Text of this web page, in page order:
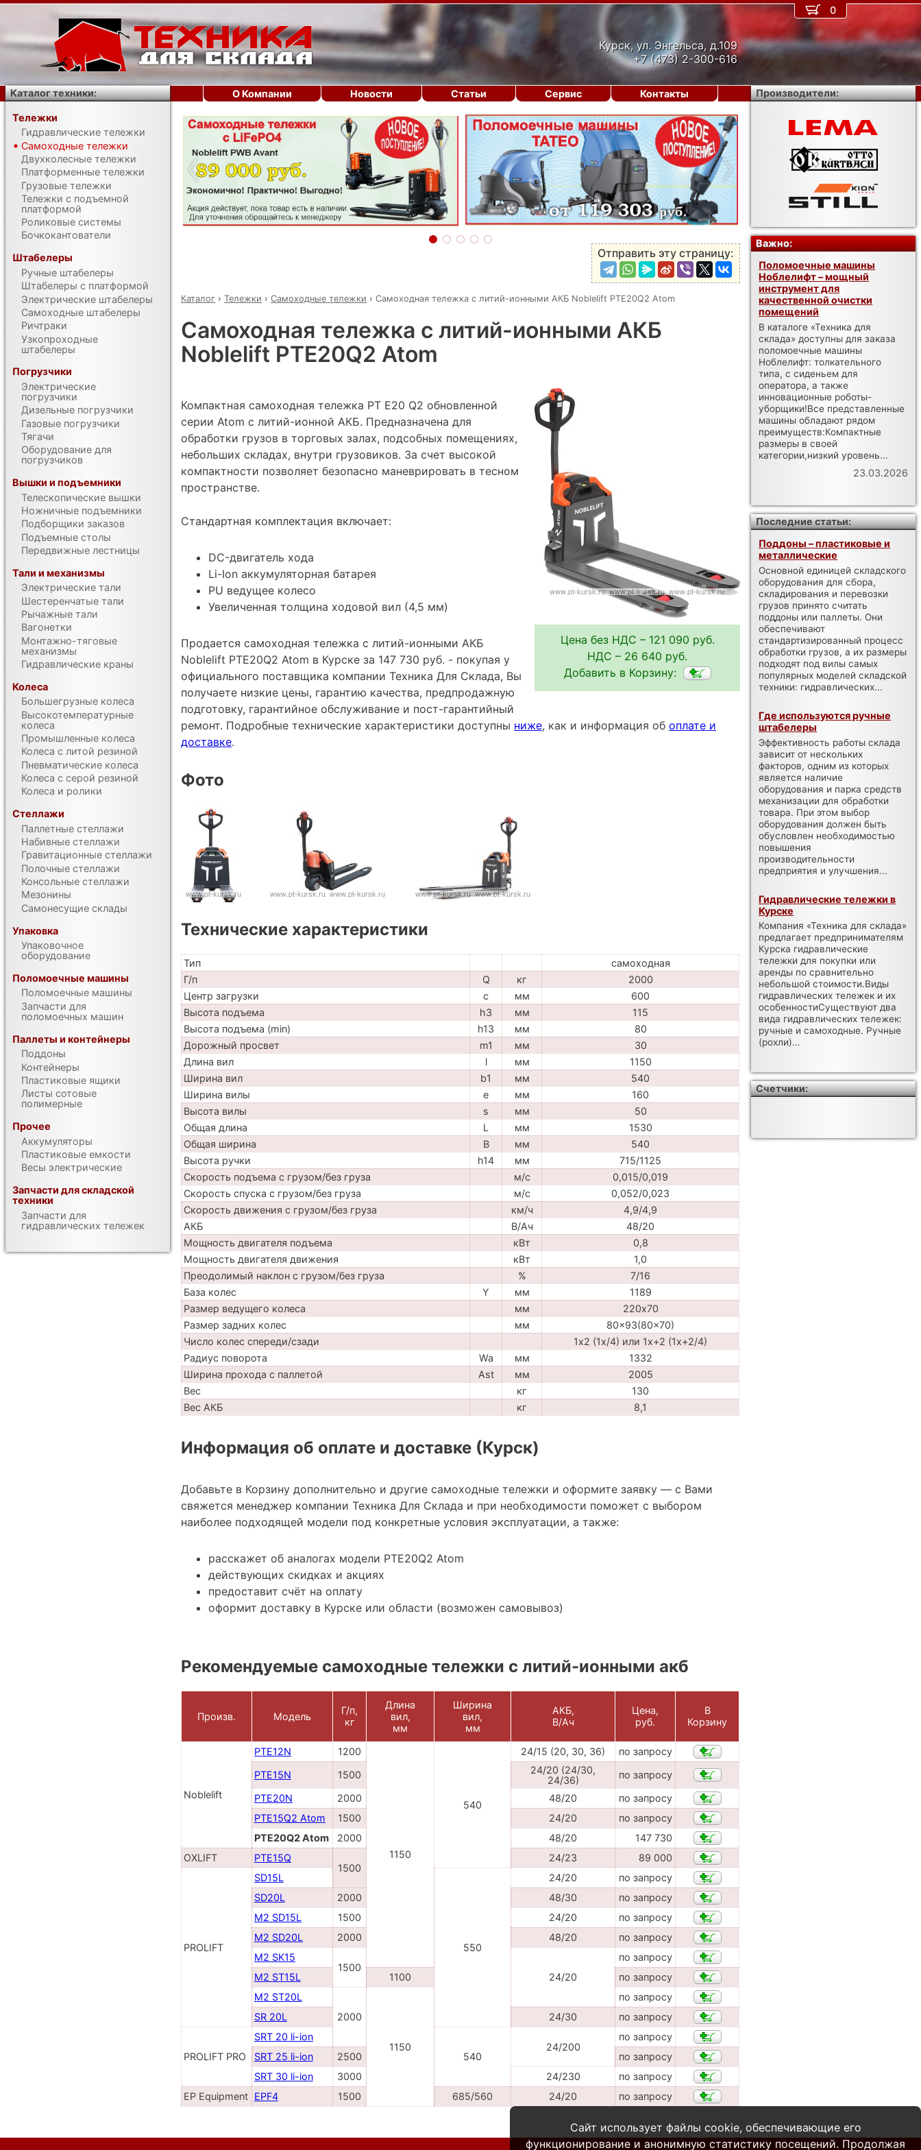
Курск, ул. Энгельса, д.109
+7 (473) 2-300-616
‹ ›
Отправить эту страницу:
Каталог › Тележки › Самоходные тележки › Самоходная тележка с литий-ионными АКБ Noblelift PTE20Q2 Atom
Самоходная тележка с литий-ионными АКБ
Noblelift PTE20Q2 Atom
Цена без НДС – 121 090 руб.
НДС – 26 640 руб.
Добавить в Корзину:
Компактная самоходная тележка PT E20 Q2 обновленной
серии Atom с литий-ионной АКБ. Предназначена для
обработки грузов в торговых залах, подсобных помещениях,
небольших складах, внутри грузовиков. За счет высокой
компактности позволяет безопасно маневрировать в тесном
пространстве.
Стандартная комплектация включает:
DC-двигатель хода
Li-Ion аккумуляторная батарея
PU ведущее колесо
Увеличенная толщина ходовой вил (4,5 мм)
Продается самоходная тележка с литий-ионными АКБ
Noblelift PTE20Q2 Atom в Курске за 147 730 руб. - покупая у
официального поставщика компании Техника Для Склада, Вы
получаете низкие цены, гарантию качества, предпродажную
подготовку, гарантийное обслуживание и пост-гарантийный
ремонт. Подробные технические характеристики доступны ниже, как и информация об оплате и
доставке.
Фото
Технические характеристики
Тип
самоходная
Г/п
Q кг
2000
Центр загрузки
c мм
600
Высота подъема
h3 мм
115
Высота подъема (min)
h13 мм
80
Дорожный просвет
m1 мм
30
Длина вил
l мм
1150
Ширина вил
b1 мм
540
Ширина вилы
e мм
160
Высота вилы
s мм
50
Общая длина
L мм
1530
Общая ширина
B мм
540
Высота ручки
h14 мм
715/1125
Скорость подъема с грузом/без груза
м/с
0,015/0,019
Скорость спуска с грузом/без груза
м/с
0,052/0,023
Скорость движения с грузом/без груза
км/ч
4,9/4,9
АКБ
В/Ач
48/20
Мощность двигателя подъема
кВт
0,8
Мощность двигателя движения
кВт
1,0
Преодолимый наклон с грузом/без груза
%
7/16
База колес
Y мм
1189
Размер ведущего колеса
мм
220х70
Размер задних колес
мм
80x93(80x70)
Число колес спереди/сзади
1х2 (1х/4) или 1х+2 (1х+2/4)
Радиус поворота
Wa мм
1332
Ширина прохода с паллетой
Ast мм
2005
Вес
кг
130
Вес АКБ
кг 8,1
Информация об оплате и доставке (Курск)
Добавьте в Корзину дополнительно и другие самоходные тележки и оформите заявку — с Вами
свяжется менеджер компании Техника Для Склада и при необходимости поможет с выбором
наиболее подходящей модели под конкретные условия эксплуатации, а также:
расскажет об аналогах модели PTE20Q2 Atom
действующих скидках и акциях
предоставит счёт на оплату
оформит доставку в Курске или области (возможен самовывоз)
Рекомендуемые самоходные тележки с литий-ионными акб
Произв. Модель
Г/п,
кг
Длина
вил,
мм
Ширина
вил,
мм
АКБ,
В/Ач
Цена,
руб.
В
Корзину
Noblelift
PTE12N 1200
1150
540
24/15 (20, 30, 36)
по запросу
PTE15N
1500
24/20 (24/30,
24/36)
по запросу
PTE20N
2000 48/20
по запросу
PTE15Q2 Atom
1500 24/20
по запросу
PTE20Q2 Atom
2000 48/20
147 730
OXLIFT
PTE15Q
1500
24/23 89 000
PROLIFT
SD15L
550
24/20
по запросу
SD20L
2000 48/30
по запросу
M2 SD15L
1500 24/20
по запросу
M2 SD20L
2000 48/20
по запросу
M2 SK15
1500
24/20
по запросу
M2 ST15L
1100
по запросу
M2 ST20L
2000
1150
по запросу
SR 20L
24/30 по запросу
PROLIFT PRO
SRT 20 li-ion
540
24/200
по запросу
SRT 25 li-ion
2500
по запросу
SRT 30 li-ion
3000 24/230
по запросу
EP Equipment EPF4 1500 685/560 24/20 по запросу
0
О Компании Новости Статьи Сервис Контакты
Каталог техники:
Тележки
Гидравлические тележки
Самоходные тележки
Двухколесные тележки
Платформенные тележки
Грузовые тележки
Тележки с подъемной
платформой
Роликовые системы
Бочкокантователи
Штабелеры
Ручные штабелеры
Штабелеры с платформой
Электрические штабелеры
Самоходные штабелеры
Ричтраки
Узкопроходные
штабелеры
Погрузчики
Электрические
погрузчики
Дизельные погрузчики
Газовые погрузчики
Тягачи
Оборудование для
погрузчиков
Вышки и подъемники
Телескопические вышки
Ножничные подъемники
Подборщики заказов
Подъемные столы
Передвижные лестницы
Тали и механизмы
Электрические тали
Шестеренчатые тали
Рычажные тали
Вагонетки
Монтажно-тяговые
механизмы
Гидравлические краны
Колеса
Большегрузные колеса
Высокотемпературные
колеса
Промышленные колеса
Колеса с литой резиной
Пневматические колеса
Колеса с серой резиной
Колеса и ролики
Стеллажи
Паллетные стеллажи
Набивные стеллажи
Гравитационные стеллажи
Полочные стеллажи
Консольные стеллажи
Мезонины
Самонесущие склады
Упаковка
Упаковочное
оборудование
Поломоечные машины
Поломоечные машины
Запчасти для
поломоечных машин
Паллеты и контейнеры
Поддоны
Контейнеры
Пластиковые ящики
Листы сотовые
полимерные
Прочее
Аккумуляторы
Пластиковые емкости
Весы электрические
Запчасти для складской
техники
Запчасти для
гидравлических тележек
Производители:
Важно:
Поломоечные машины
Ноблелифт – мощный
инструмент для
качественной очистки
помещений
В каталоге «Техника для
склада» доступны для заказа
поломоечные машины
Ноблелифт: толкательного
типа, с сиденьем для
оператора, а также
инновационные роботы-
уборщики!Все представленные
машины обладают рядом
преимуществ:Компактные
размеры в своей
категории,низкий уровень...
23.03.2026
Последние статьи:
Поддоны – пластиковые и
металлические
Основной единицей складского
оборудования для сбора,
складирования и перевозки
грузов принято считать
поддоны или паллеты. Они
обеспечивают
стандартизированный процесс
обработки грузов, а их размеры
подходят под вилы самых
популярных моделей складской
техники: гидравлических...
Где используются ручные
штабелеры
Эффективность работы склада
зависит от нескольких
факторов, одним из которых
является наличие
оборудования и парка средств
механизации для обработки
товара. При этом выбор
оборудования должен быть
обусловлен необходимостью
повышения
производительности
предприятия и улучшения...
Гидравлические тележки в
Курске
Компания «Техника для склада»
предлагает предпринимателям
Курска гидравлические
тележки для покупки или
аренды по сравнительно
небольшой стоимости.Виды
гидравлических тележек и их
особенностиСуществуют два
вида гидравлических тележек:
ручные и самоходные. Ручные
(рохли)...
Счетчики:
Сайт использует файлы cookie, обеспечивающие его
функционирование и анонимную статистику посещений. Продолжая